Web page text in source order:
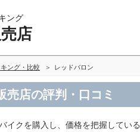
ング
店
ング・比較 レッドバロン
売店の評判・口コミ
イクを購入し、価格を把握している